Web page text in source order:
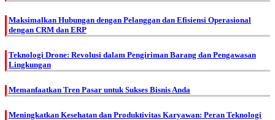
Maksimalkan Hubungan dengan Pelanggan dan Efisiensi Operasional
dengan CRM dan ERP
Teknologi Drone: Revolusi dalam Pengiriman Barang dan Pengawasan
Lingkungan
Memanfaatkan Tren Pasar untuk Sukses Bisnis Anda
Meningkatkan Kesehatan dan Produktivitas Karyawan: Peran Teknologi